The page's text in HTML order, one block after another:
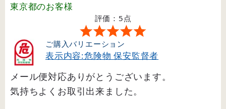
東京都のお客様
評価：5点
ご購入バリエーション
表示内容:危険物 保安監督者
メール便対応ありがとうございます。
気持ちよくお取引出来ました。